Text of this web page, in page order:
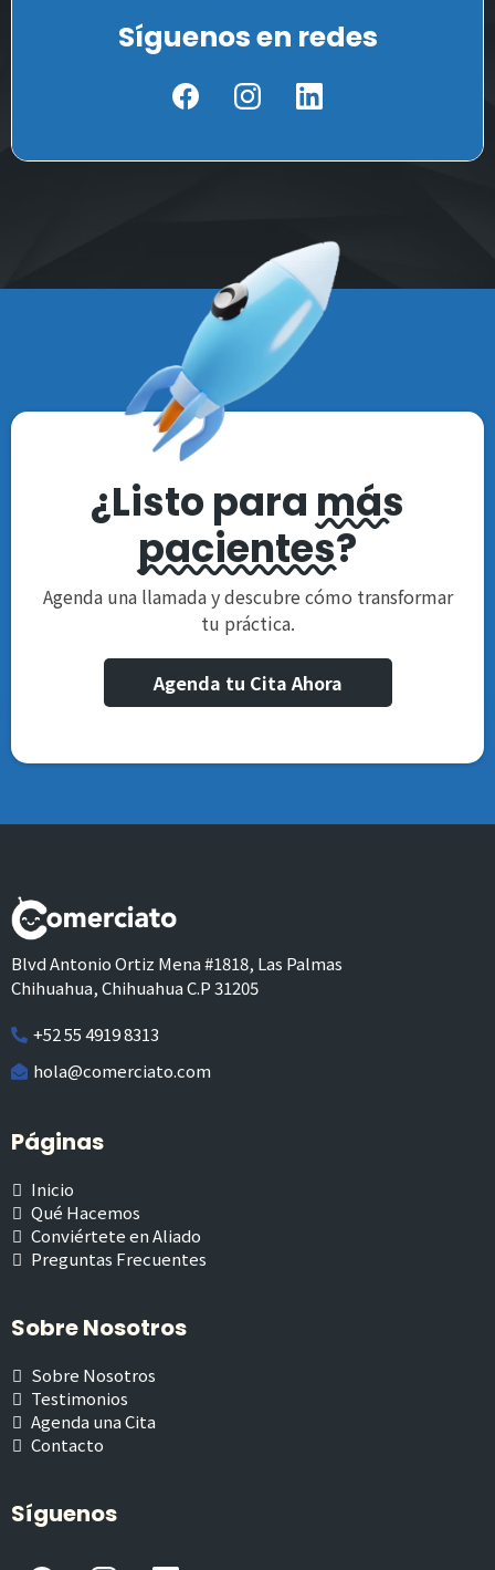
Síguenos en redes
¿Listo para más
pacientes?
Agenda una llamada y descubre cómo transformar
tu práctica.
Agenda tu Cita Ahora
Blvd Antonio Ortiz Mena #1818, Las Palmas
Chihuahua, Chihuahua C.P 31205
+52 55 4919 8313
hola@comerciato.com
Páginas
Inicio
Qué Hacemos
Conviértete en Aliado
Preguntas Frecuentes
Sobre Nosotros
Sobre Nosotros
Testimonios
Agenda una Cita
Contacto
Síguenos